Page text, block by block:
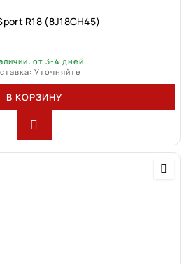
R18 (8J18CH45)
от 3-4 дней
Уточняйте
В КОРЗИНУ